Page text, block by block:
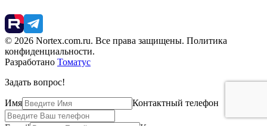
© 2026 Nortex.com.ru. Все права защищены. Политика
конфиденциальности.
Разработано Томатус
Задать вопрос!
Имя Контактный телефон
E-mail Компания